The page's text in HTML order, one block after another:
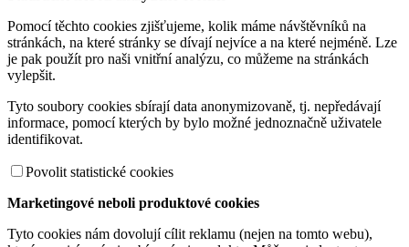
Pomocí těchto cookies zjišťujeme, kolik máme návštěvníků na
stránkách, na které stránky se dívají nejvíce a na které nejméně. Lze
je pak použít pro naši vnitřní analýzu, co můžeme na stránkách
vylepšit.
Tyto soubory cookies sbírají data anonymizovaně, tj. nepředávají
informace, pomocí kterých by bylo možné jednoznačně uživatele
identifikovat.
Povolit statistické cookies
Marketingové neboli produktové cookies
Tyto cookies nám dovolují cílit reklamu (nejen na tomto webu),